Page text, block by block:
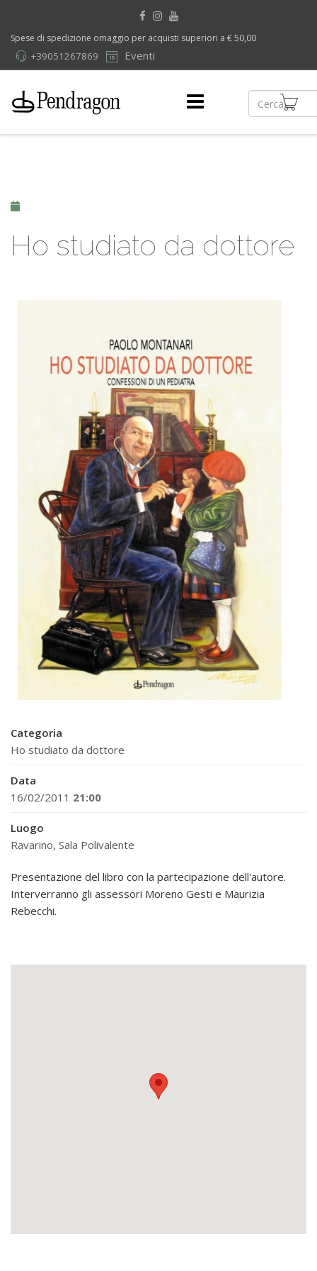
Spese di spedizione omaggio per acquisti superiori a € 50,00
Eventi
+39051267869
Ho studiato da dottore
Categoria
Ho studiato da dottore
Data
16/02/2011 21:00
Luogo
Ravarino, Sala Polivalente
Presentazione del libro con la partecipazione dell'autore.
Interverranno gli assessori Moreno Gesti e Maurizia
Rebecchi.